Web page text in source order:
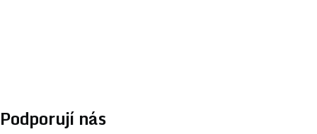
Podporují nás